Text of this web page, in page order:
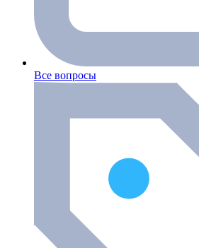
Все вопросы